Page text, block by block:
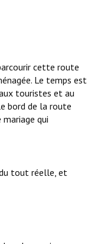
cette route
Le temps est
touristes et au
bord de la route
qui
du tout réelle, et